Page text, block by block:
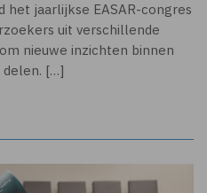
het jaarlijkse EASAR-congres
uit verschillende
nieuwe inzichten binnen
delen. […]